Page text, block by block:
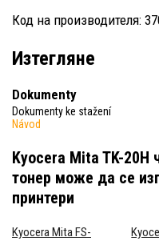
Код на производителя:
Изтегляне
Dokumenty
Dokumenty ke stažení
Návod
Kyocera Mita TK-20H
тонер може да се
принтери
Kyocera Mita FS-